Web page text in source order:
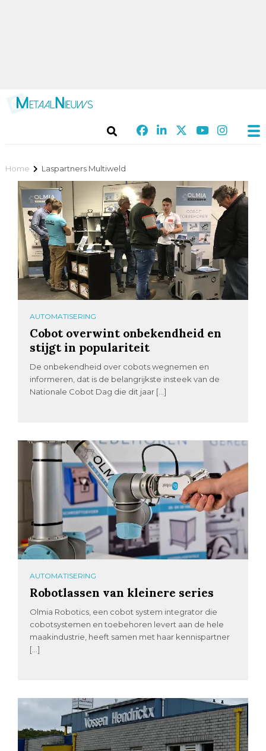
Home Laspartners Multiweld
AUTOMATISERING
Cobot overwint onbekendheid en
stijgt in populariteit
De onbekendheid over cobots wegnemen en
informeren, dat is de belangrijkste insteek van de
Nationale Cobot Dag die dit jaar […]
AUTOMATISERING
Robotlassen van kleinere series
Olmia Robotics, een cobot system integrator die
cobotsystemen en toebehoren levert aan de hele
maakindustrie, heeft samen met haar kennispartner
[…]